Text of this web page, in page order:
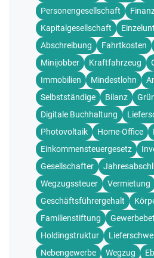
Personengesellschaft
Kapitalgesellschaft
Abschreibung
Fahrtkosten
Minijobber
Kraftfahrzeug
Immobilien
Mindestlohn
Selbstständige
Bilanz
Digitale Buchhaltung
Photovoltaik
Home-Office
Einkommensteuergesetz
Gesellschafter
Wegzugssteuer
Vermietung
Geschäftsführergehalt
Familienstiftung
Holdingstruktur
Nebengewerbe
Wegzug